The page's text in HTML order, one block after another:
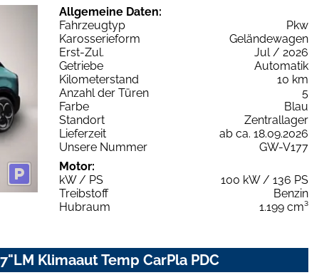
Allgemeine Daten:
Fahrzeugtyp
Pkw
Karosserieform
Geländewagen
Erst-Zul.
Jul / 2026
Getriebe
Automatik
Kilometerstand
10 km
Anzahl der Türen
5
Farbe
Blau
Standort
Zentrallager
Lieferzeit
ab ca. 18.09.2026
Unsere Nummer
GW-V177
Motor:
kW / PS
100 kW / 136 PS
Treibstoff
Benzin
Hubraum
1.199 cm³
Klimaaut Temp CarPla PDC